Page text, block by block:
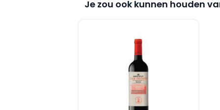
Je zou ook kunnen houden